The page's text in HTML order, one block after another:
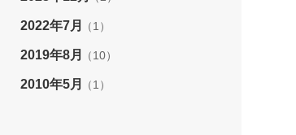
2022年7月 （1）
2019年8月 （10）
2010年5月 （1）